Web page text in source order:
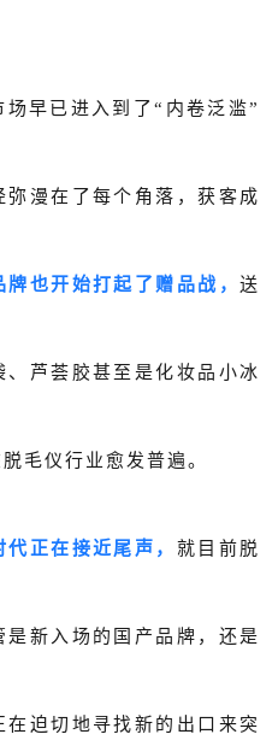
早已进入到了“内卷泛滥”
漫在了每个角落，获客成
牌也开始打起了赠品战，送
芦荟胶甚至是化妆品小冰
毛仪行业愈发普遍。
正在接近尾声， 就目前脱
新入场的国产品牌，还是
迫切地寻找新的出口来突